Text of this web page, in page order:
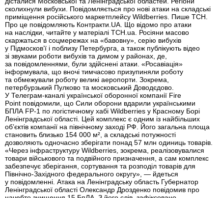
сколихнули вибухи. Повідомляється про нові атаки на складські
приміщення російського маркетплейсу Wildberries. Пише ТСН.
Про це повідомляють Контракти.UA. Що відомо про атаки
на наслідки, читайте у матеріалі ТСН.ua. Росіяни масово
скаржаться в соцмережах на «бавовну», серію вибухів
у Підмосков’ї і поблизу Петербурга, а також публікують відео
зі звуками роботи вибухів та димом у районах, де,
за повідомленнями, були здійснені атаки. «Росавіація»
інформувала, що вночі тимчасово призупиняли роботу
та обмежували роботу великі аеропорти. Зокрема,
петербурзький Пулково та московський Доводєдово.
У Телеграм-каналі української оборонної компанії Fire
Point повідомили, що Сили оборони вдарили українськими
БПЛА FP-1 по логістичному хабі Wildberries у Красному Борі
Ленінградської області. Цей комплекс є одним із найбільших
об’єктів компанії на північному заході РФ. Його загальна площа
становить близько 154 000 м², а складські потужності
дозволяють одночасно зберігати понад 57 млн одиниць товарів.
«Через інфраструктуру Wildberries, зокрема, реалізовувалися
товари військового та подвійного призначення, а сам комплекс
забезпечує зберігання, сортування та розподіл товарів для
Північно-Західного федерального округу», — йдеться
у повідомленні. Атака на Ленінградську область Губернатор
Ленінградської області Олександр Дрозденко повідомив про